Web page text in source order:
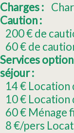
Charges :
Caution :
200€ de
60€ de
Services
séjour :
14€ Location
10€ Location
60€ Ménage
8€/pers